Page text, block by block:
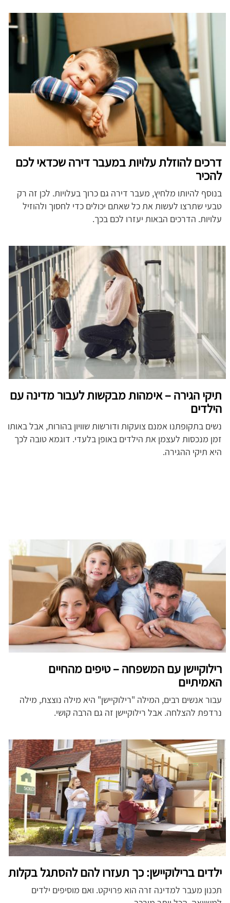
דרכים להוזלת עלויות במעבר דירה שכדאי לכם
להכיר
בנוסף להיותו מלחיץ, מעבר דירה גם כרוך בעלויות. לכן זה רק
טבעי שתרצו לעשות את כל שאתם יכולים כדי לחסוך ולהוזיל
עלויות. הדרכים הבאות יעזרו לכם בכך.
תיקי הגירה – אימהות מבקשות לעבור מדינה עם
הילדים
נשים בתקופתנו אמנם צועקות ודורשות שוויון בהורות, אבל באותו
זמן מנכסות לעצמן את הילדים באופן בלעדי. דוגמא טובה לכך
היא תיקי ההגירה.
רילוקיישן עם המשפחה – טיפים מהחיים
האמיתיים
עבור אנשים רבים, המילה "רילוקיישן" היא מילה נוצצת, מילה
נרדפת להצלחה. אבל רילוקיישן זה גם הרבה קושי.
ילדים ברילוקיישן: כך תעזרו להם להסתגל בקלות
תכנון מעבר למדינה זרה הוא פרויקט. ואם מוסיפים ילדים